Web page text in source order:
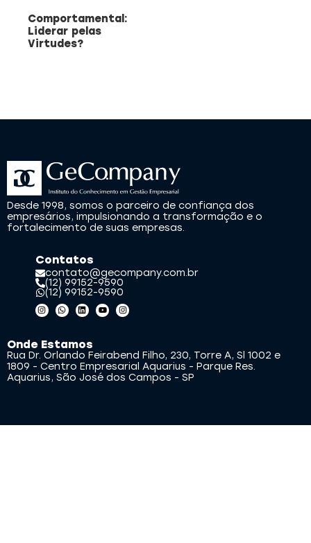
Comportamental:
Liderar pelas
Virtudes?
Desde 1998, somos o parceiro de confiança dos
empresários, impulsionando a transformação e o
fortalecimento de suas empresas.
Contatos
contato@gecompany.com.br
(12) 99152-9590
(12) 99152-9590
Onde Estamos
Rua Dr. Orlando Feirabend Filho, 230, Torre A, Sl 1002 e
1809 - Centro Empresarial Aquarius - Parque Res.
Aquarius, São José dos Campos - SP